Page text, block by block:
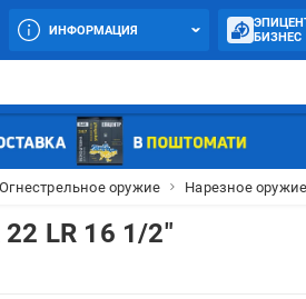
ИНФОРМАЦИЯ
БИЗНЕС
Огнестрельное оружие Нарезное оружие
LR 16 1/2"